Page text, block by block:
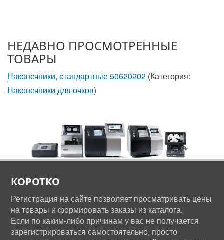
НЕДАВНО ПРОСМОТРЕННЫЕ
ТОВАРЫ
Наконечники, стандартные 50620202 (Категория:
Наконечники для очков)
КОРОТКО
Регистрация на сайте позволяет просматривать цены
на товары и формировать заказы из каталога.
Если по каким-либо причинам у вас не получается
зарегистрироваться самостоятельно, просто